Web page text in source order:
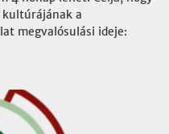
a
megvalósulási ideje: